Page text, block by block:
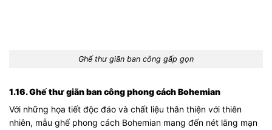
Ghế thư giãn ban công gấp gọn
1.16. Ghế thư giãn ban công phong cách Bohemian
Với những họa tiết độc đáo và chất liệu thân thiện với thiên
nhiên, mẫu ghế phong cách Bohemian mang đến nét lãng mạn